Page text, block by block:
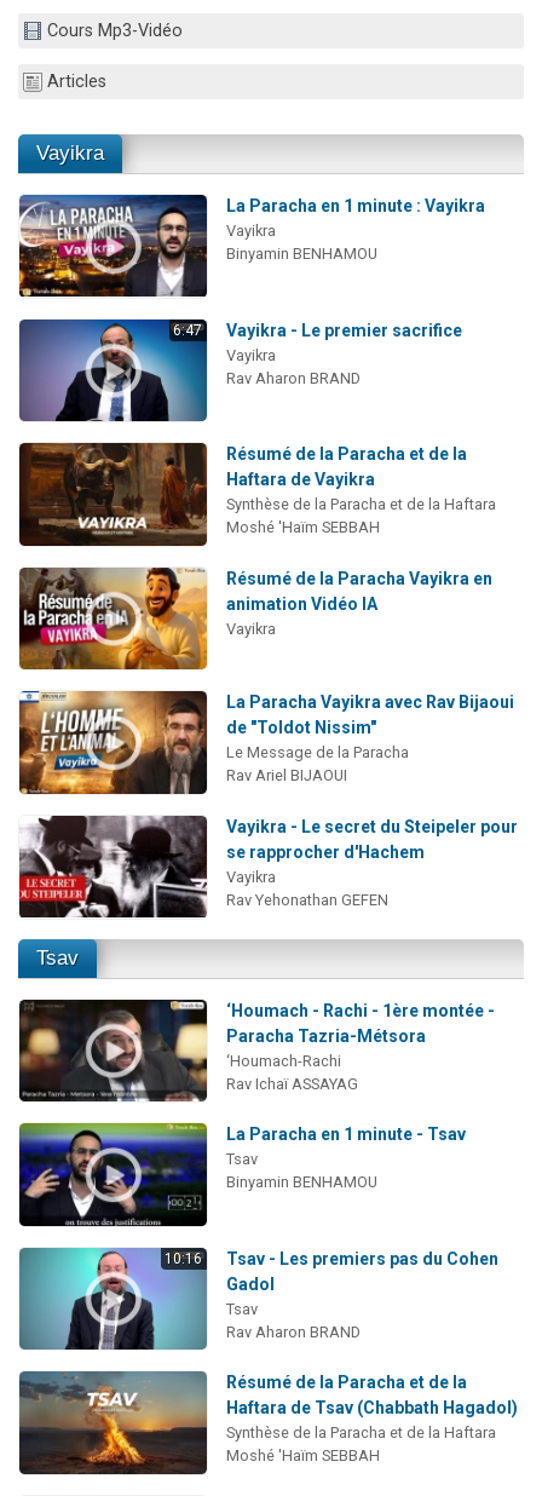
Cours Mp3-Vidéo
Articles
Vayikra
La Paracha en 1 minute : Vayikra
Vayikra
Binyamin BENHAMOU
6:47 Vayikra - Le premier sacrifice
Vayikra
Rav Aharon BRAND
Résumé de la Paracha et de la
Haftara de Vayikra
Synthèse de la Paracha et de la Haftara
Moshé 'Haïm SEBBAH
Résumé de la Paracha Vayikra en
animation Vidéo IA
Vayikra
La Paracha Vayikra avec Rav Bijaoui
de "Toldot Nissim"
Le Message de la Paracha
Rav Ariel BIJAOUI
Vayikra - Le secret du Steipeler pour
se rapprocher d'Hachem
Vayikra
Rav Yehonathan GEFEN
Tsav
‘Houmach - Rachi - 1ère montée -
Paracha Tazria-Métsora
‘Houmach-Rachi
Rav Ichaï ASSAYAG
La Paracha en 1 minute - Tsav
Tsav
Binyamin BENHAMOU
10:16
Tsav - Les premiers pas du Cohen
Gadol
Tsav
Rav Aharon BRAND
Résumé de la Paracha et de la
Haftara de Tsav (Chabbath Hagadol)
Synthèse de la Paracha et de la Haftara
Moshé 'Haïm SEBBAH